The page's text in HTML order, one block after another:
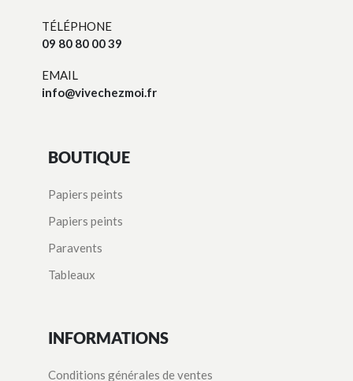
TÉLÉPHONE
09 80 80 00 39
EMAIL
info@vivechezmoi.fr
BOUTIQUE
Papiers peints
Papiers peints
Paravents
Tableaux
INFORMATIONS
Conditions générales de ventes